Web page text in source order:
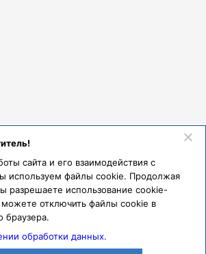
сайта и его взаимодействия с
используем файлы cookie. Продолжая
разрешаете использование cookie-
отключить файлы cookie в
браузера.
обработки данных.